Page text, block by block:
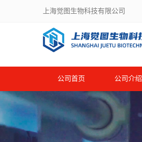
上海觉图生物科技有限公司
公司首页 公司介绍